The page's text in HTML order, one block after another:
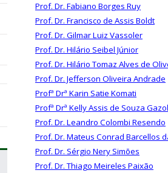
Prof. Dr. Fabiano Borges Ruy
Prof. Dr. Francisco de Assis Boldt
Prof. Dr. Gilmar Luiz Vassoler
Prof. Dr. Hilário Seibel Júnior
Prof. Dr. Hilário Tomaz Alves de
Prof. Dr. Jefferson Oliveira Andrade
Profª Drª Karin Satie Komati
Profª Drª Kelly Assis de Souza
Prof. Dr. Leandro Colombi Resendo
Prof. Dr. Mateus Conrad Barcellos
Prof. Dr. Sérgio Nery Simões
Prof. Dr. Thiago Meireles Paixão